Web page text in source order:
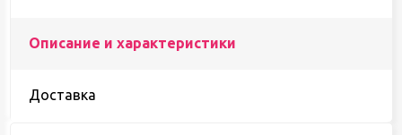
Описание и характеристики
Доставка